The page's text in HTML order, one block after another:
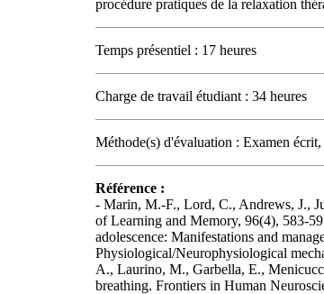
procédure pratiques de la relaxation
Temps présentiel : 17 heures
Charge de travail étudiant : 34 heures
Méthode(s) d'évaluation : Examen
Référence :
- Marin, M.-F., Lord, C., Andrews, J.,
of Learning and Memory, 96(4), 583-
adolescence: Manifestations and
Physiological/Neurophysiological
A., Laurino, M., Garbella, E.,
breathing. Frontiers in Human